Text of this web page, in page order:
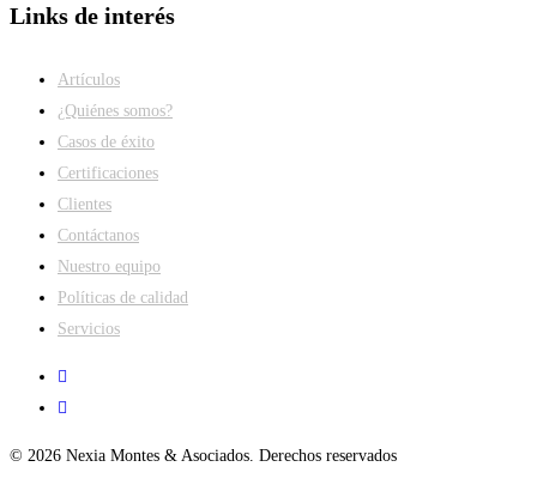
Links de interés
Artículos
¿Quiénes somos?
Casos de éxito
Certificaciones
Clientes
Contáctanos
Nuestro equipo
Políticas de calidad
Servicios
© 2026 Nexia Montes & Asociados. Derechos reservados